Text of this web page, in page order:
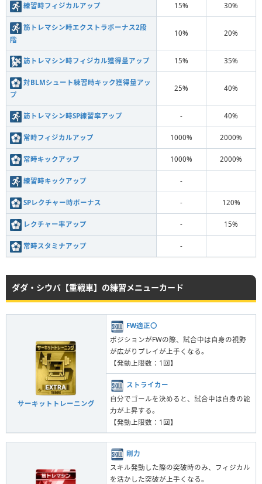
練習時フィジカルアップ 15% 30%
筋トレマシン時エクストラボーナス2段
階
10% 20%
筋トレマシン時フィジカル獲得量アップ 15% 35%
対BLMシュート練習時キック獲得量アッ
プ
25% 40%
筋トレマシン時SP練習率アップ - 40%
常時フィジカルアップ 1000% 2000%
常時キックアップ 1000% 2000%
練習時キックアップ -
SPレクチャー時ボーナス - 120%
レクチャー率アップ - 15%
常時スタミナアップ -
ダダ・シウバ【重戦車】の練習メニューカード
サーキットトレーニング
FW適正〇
ポジションがFWの際、試合中は自身の視野
が広がりプレイが上手くなる。
【発動上限数：1回】
ストライカー
自分でゴールを決めると、試合中は自身の能
力が上昇する。
【発動上限数：1回】
剛力
スキル発動した際の突破時のみ、フィジカル
を活かした突破が上手くなる。